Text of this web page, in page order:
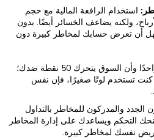
استخدام الرافعة المالية مع حجم
ولكنه يضاعف الخسائر أيضًا. بدون
أن تعرض حسابك لمخاطر كبيرة دون
لنفترض أنك تتداول لوتًا قياسيًا واحدًا وأن السوق يتحرك 50 نقطة ضدك؛
500 دولار. إذا كنت تستخدم لوتًا صغيرًا، فإن نفس
الجدد والمدركون للمخاطر بالتداول
التحكم ويساعدك على إدارة المخاطر
نفسك لمخاطر كبيرة.